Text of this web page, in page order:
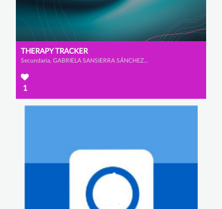
THERAPY TRACKER
Secundaria, GABRIELA SANSIERRA SÁNCHEZ-GÓMEZ y LUCÍA CARAMES FAWCUS
1